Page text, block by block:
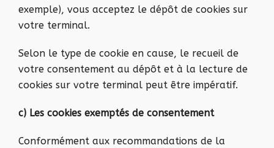
exemple), vous acceptez le dépôt de cookies sur
votre terminal.
Selon le type de cookie en cause, le recueil de
votre consentement au dépôt et à la lecture de
cookies sur votre terminal peut être impératif.
c) Les cookies exemptés de consentement
Conformément aux recommandations de la